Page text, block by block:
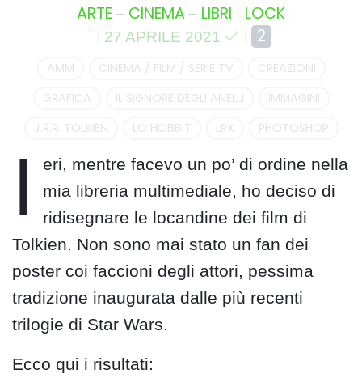
ARTE– CINEMA– LIBRI LOCK
27 APRILE 2021 2
AMM CINEMA / FILM / SERIE TV
CREAZIONI
GRAFICA
IL SIGNORE DEGLI ANELLI
IMMAGINI
J.R.R. TOLKIEN
LO HOBBIT LRX PHOTOSHOP
I
eri, mentre facevo un po’ di ordine nella
mia libreria multimediale, ho deciso di
ridisegnare le locandine dei film di
Tolkien. Non sono mai stato un fan dei
poster coi faccioni degli attori, pessima
tradizione inaugurata dalle più recenti
trilogie di Star Wars.
Ecco qui i risultati: